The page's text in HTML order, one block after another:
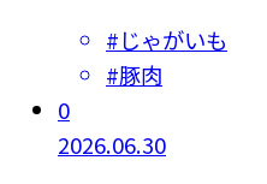
#じゃがいも
#豚肉
0
2026.06.30